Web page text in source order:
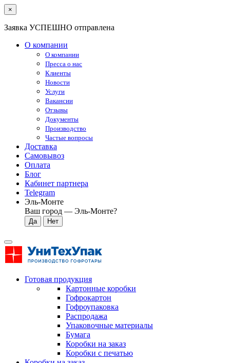
×
Заявка УСПЕШНО отправлена
О компании
О компании
Пресса о нас
Клиенты
Новости
Услуги
Вакансии
Отзывы
Документы
Производство
Частые вопросы
Доставка
Самовывоз
Оплата
Блог
Кабинет партнера
Telegram
Эль-Монте
Ваш город — Эль-Монте?
Готовая продукция
Картонные коробки
Гофрокартон
Гофроупаковка
Распродажа
Упаковочные материалы
Бумага
Коробки на заказ
Коробки с печатью